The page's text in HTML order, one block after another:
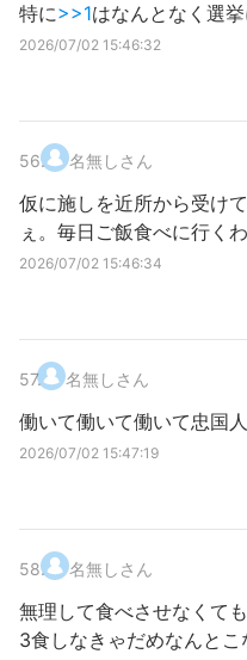
特に>>1はなんとなく選
2026/07/02 15:46:32
56. 名無しさん
仮に施しを近所から受け
ぇ。毎日ご飯食べに行く
2026/07/02 15:46:34
57. 名無しさん
働いて働いて働いて忠国
2026/07/02 15:47:19
58. 名無しさん
無理して食べさせなくて
3食しなきゃだめなんとこ